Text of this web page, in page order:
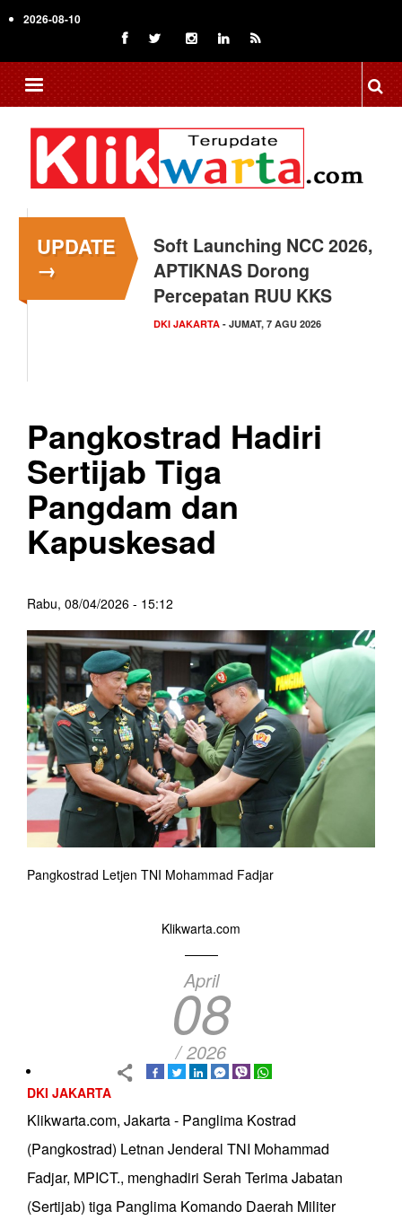
to
content
2026-08-10
UPDATE
→
Menkop Bawa Semangat
Koperasi ke Festival
Lembah Baliem Wamena
NASIONAL- JUMAT, 7 AGU 2026
Pangkostrad Hadiri
Sertijab Tiga
Pangdam dan
Kapuskesad
Rabu, 08/04/2026 - 15:12
Pangkostrad Letjen TNI Mohammad Fadjar
Klikwarta.com
April
08
/ 2026
DKI JAKARTA
Klikwarta.com, Jakarta - Panglima Kostrad
(Pangkostrad) Letnan Jenderal TNI Mohammad
Fadjar, MPICT., menghadiri Serah Terima Jabatan
(Sertijab) tiga Panglima Komando Daerah Militer